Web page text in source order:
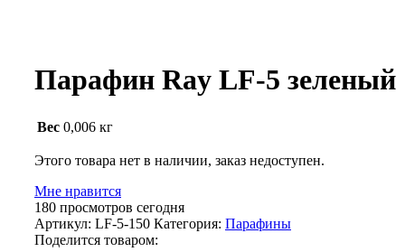
Парафин Ray LF-5 зеленый
Вес 0,006 кг
Этого товара нет в наличии, заказ недоступен.
Мне нравится
180 просмотров сегодня
Артикул: LF-5-150 Категория: Парафины
Поделится товаром: